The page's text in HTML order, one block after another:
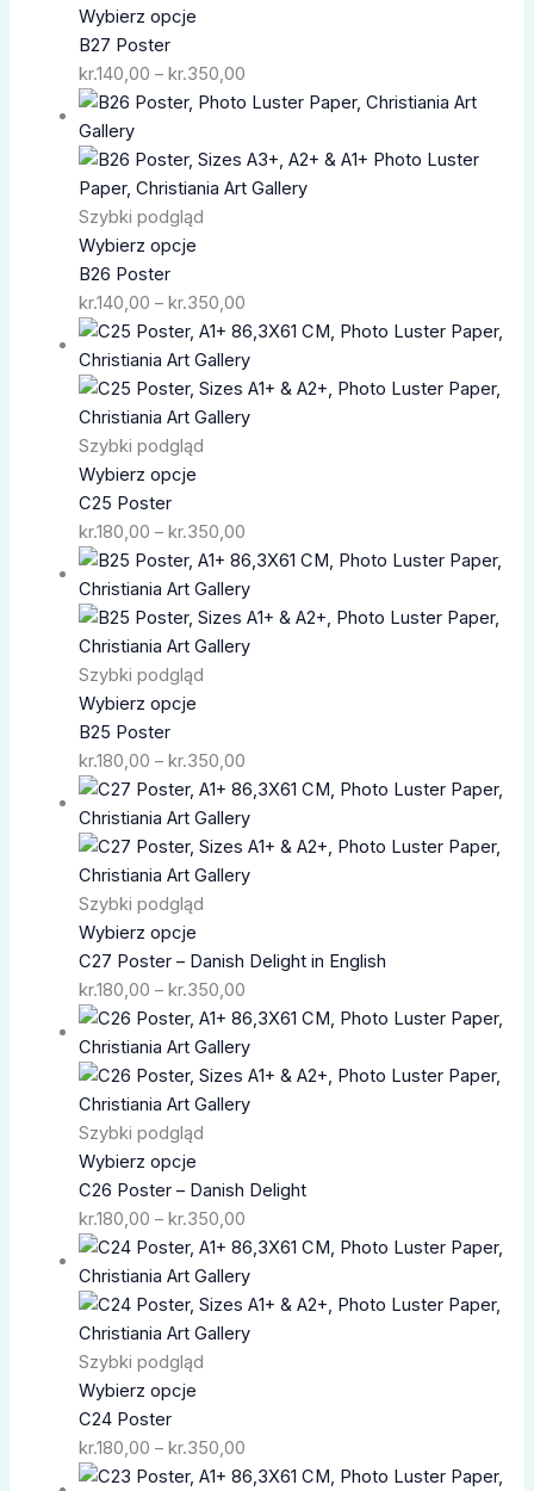
Wybierz opcje
B27 Poster
kr.140,00 – kr.350,00
Szybki podgląd
Wybierz opcje
B26 Poster
kr.140,00 – kr.350,00
Zakres
od
kr.140,00
Szybki podgląd
Wybierz opcje
C25 Poster
kr.180,00 – kr.350,00
Zakres
cen:
od
kr.180,00
Szybki podgląd
Wybierz opcje
B25 Poster
kr.180,00 – kr.350,00
Zakres
cen:
od
kr.180,00
Szybki podgląd
Wybierz opcje
C27 Poster – Danish Delight in English
kr.180,00 – kr.350,00
Zakres
cen:
od
kr.180,00
Szybki podgląd
Wybierz opcje
C26 Poster – Danish Delight
kr.180,00 – kr.350,00
Zakres
cen:
od
kr.180,00
Szybki podgląd
Wybierz opcje
C24 Poster
kr.180,00 – kr.350,00
Zakres
cen:
od
kr.180,00
Zakres